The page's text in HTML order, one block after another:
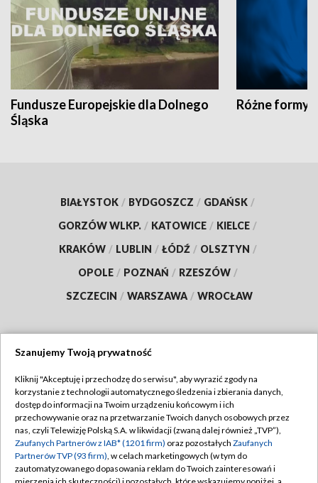
Fundusze Europejskie dla Dolnego
Śląska
Różne formy
BIAŁYSTOK / BYDGOSZCZ / GDAŃSK /
GORZÓW WLKP. / KATOWICE / KIELCE /
KRAKÓW / LUBLIN / ŁÓDŹ / OLSZTYN /
OPOLE / POZNAŃ / RZESZÓW /
SZCZECIN / WARSZAWA / WROCŁAW
TVP
Abonament TVP
Emisja w TVP
Centrum informacji TVP
Regulamin TVP
Polityka prywatności
Moje zgody
Szanujemy Twoją prywatność
Kliknij "Akceptuję i przechodzę do serwisu", aby wyrazić zgody na
korzystanie z technologii automatycznego śledzenia i zbierania danych,
dostęp do informacji na Twoim urządzeniu końcowym i ich
przechowywanie oraz na przetwarzanie Twoich danych osobowych przez
nas, czyli Telewizję Polską S.A. w likwidacji (zwaną dalej również „TVP”),
Zaufanych Partnerów z IAB* (1201 firm) oraz pozostałych Zaufanych
Partnerów TVP (93 firm), w celach marketingowych (w tym do
zautomatyzowanego dopasowania reklam do Twoich zainteresowań i